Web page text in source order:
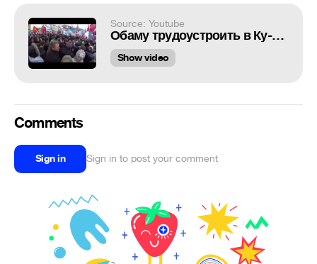
Source: Youtube
Обаму трудоустроить в Ку-клус-клан! - РЕАЛЬНОСТЬ.Новости
Show video
Comments
Sign in Sign in to post your comment